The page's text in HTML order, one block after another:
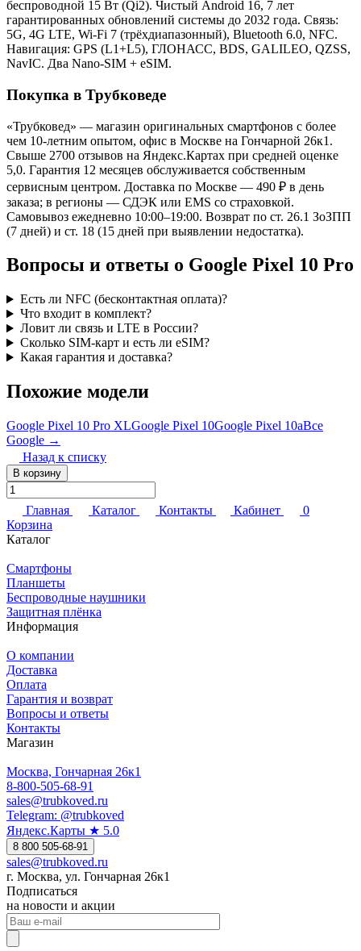
беспроводной 15 Вт (Qi2). Чистый Android 16, 7 лет
гарантированных обновлений системы до 2032 года. Связь:
5G, 4G LTE, Wi-Fi 7 (трёхдиапазонный), Bluetooth 6.0, NFC.
Навигация: GPS (L1+L5), ГЛОНАСС, BDS, GALILEO, QZSS,
NavIC. Два Nano-SIM + eSIM.
Покупка в Трубковеде
«Трубковед» — магазин оригинальных смартфонов с более
чем 10-летним опытом, офис в Москве на Гончарной 26к1.
Свыше 2700 отзывов на Яндекс.Картах при средней оценке
5,0. Гарантия 12 месяцев обслуживается собственным
сервисным центром. Доставка по Москве — 490 ₽ в день
заказа; в регионы — СДЭК или EMS со страховкой.
Самовывоз ежедневно 10:00–19:00. Возврат по ст. 26.1 ЗоЗПП
(7 дней) и ст. 18 (15 дней при выявлении недостатка).
Вопросы и ответы о Google Pixel 10 Pro
Есть ли NFC (бесконтактная оплата)?
Что входит в комплект?
Ловит ли связь и LTE в России?
Сколько SIM-карт и есть ли eSIM?
Какая гарантия и доставка?
Похожие модели
Google Pixel 10 Pro XLGoogle Pixel 10Google Pixel 10aВсе
Google →
Назад к списку
В корзину
Главная Каталог Контакты Кабинет
0
Корзина
Каталог
Смартфоны
Планшеты
Беспроводные наушники
Защитная плёнка
Информация
О компании
Доставка
Оплата
Гарантия и возврат
Вопросы и ответы
Контакты
Магазин
Москва, Гончарная 26к1
8-800-505-68-91
sales@trubkoved.ru
Telegram: @trubkoved
Яндекс.Карты ★ 5.0
8 800 505-68-91
sales@trubkoved.ru
г. Москва, ул. Гончарная 26к1
Подписаться
на новости и акции